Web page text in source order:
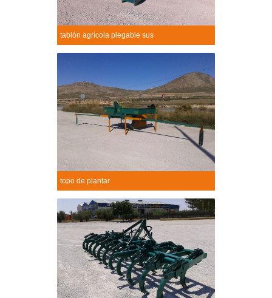
Tablón agrícola plegable sus...
+
tablón agrícola plegable sus
Topo de plantar
+
topo de plantar